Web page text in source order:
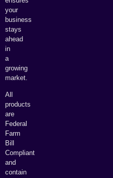
your
business
stays
ahead
in
a
growing
market.
All
products
are
Federal
Farm
Bill
Compliant
and
contain